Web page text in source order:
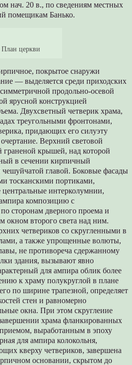
нач. 20 в., по сведениям местных
помещикам Банько.
План церкви
покрытое снаружи
— выделяется среди приходских
продольно-осевой
ярусной конструкцией
Двухсветный четверик храма,
треугольными фронтонами,
придающих его силуэту
Верхний световой
граненой крышей, над которой
в сечении кирпичный
чешуйчатой главой. Боковые фасады
тосканскими портиками,
интерколумнии,
композицию с
сторонам дверного проема и
окном второго света над ним.
четвериков со скругленными в
а также упрощенные волюты,
не противореча сдержанному
здания, вызывают явно
для ампира облик более
к храму полукруглой в плане
по ширине трапезной, определяет
стен и равномерно
окна. При этом скруглеиие
храма фланкированных
приемом, выработанным в эпоху
для ампира колокольня,
кверху четвериков, завершена
основании, скрытом до